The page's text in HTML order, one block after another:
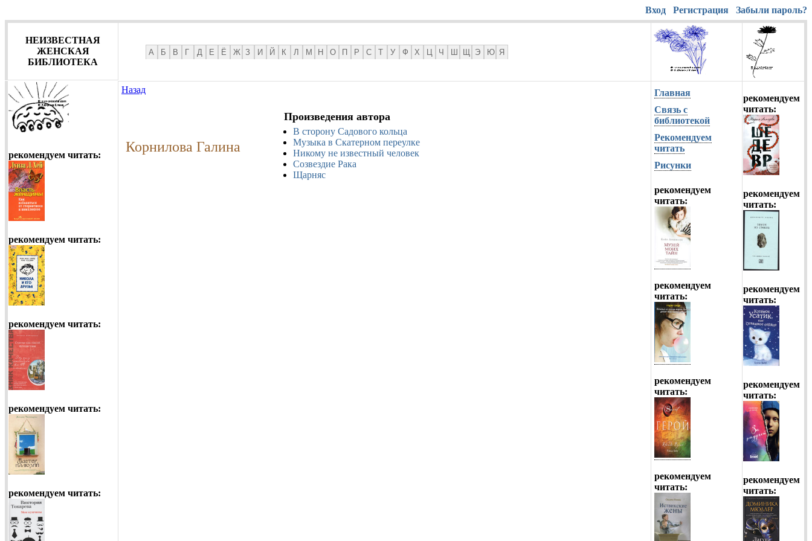
Вход Регистрация Забыли пароль?
НЕИЗВЕСТНАЯ
ЖЕНСКАЯ
БИБЛИОТЕКА
А Б В Г Д Е Ё Ж З И Й К Л М Н О П Р С Т У Ф Х Ц Ч Ш Щ Э Ю Я
рекомендуем читать:
рекомендуем читать:
рекомендуем читать:
рекомендуем читать:
рекомендуем читать:
Назад
Корнилова Галина
Произведения автора
В сторону Садового кольца
Музыка в Скатерном переулке
Никому не известный человек
Созвездие Рака
Щарняс
Главная
Связь с
библиотекой
Рекомендуем
читать
Рисунки
рекомендуем
читать:
рекомендуем
читать:
рекомендуем
читать:
рекомендуем
читать:
рекомендуем
читать:
рекомендуем
читать:
рекомендуем
читать:
рекомендуем
читать:
рекомендуем
читать: